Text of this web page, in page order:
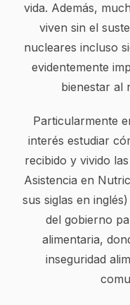
vida. Además,
viven sin el
nucleares incluso
evidentemente
bienestar al
Particularmente
interés estudiar
recibido y vivido
Asistencia en
sus siglas en
del gobierno
alimentaria,
inseguridad